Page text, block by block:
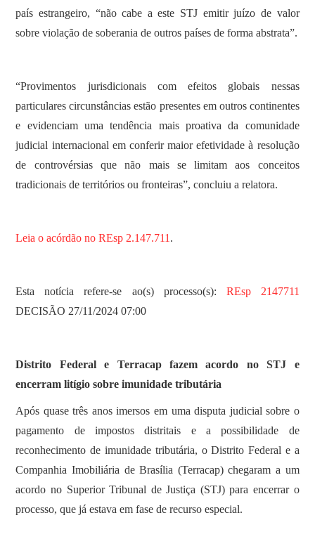
país estrangeiro, “não cabe a este STJ emitir juízo de valor
sobre violação de soberania de outros países de forma abstrata”.
“Provimentos jurisdicionais com efeitos globais nessas
particulares circunstâncias estão presentes em outros continentes
e evidenciam uma tendência mais proativa da comunidade
judicial internacional em conferir maior efetividade à resolução
de controvérsias que não mais se limitam aos conceitos
tradicionais de territórios ou fronteiras”, concluiu a relatora.
Leia o acórdão no REsp 2.147.711 .
Esta notícia refere-se ao(s) processo(s): REsp 2147711
DECISÃO 27/11/2024 07:00
Distrito Federal e Terracap fazem acordo no STJ e
encerram litígio sobre imunidade tributária
Após quase três anos imersos em uma disputa judicial sobre o
pagamento de impostos distritais e a possibilidade de
reconhecimento de imunidade tributária, o Distrito Federal e a
Companhia Imobiliária de Brasília (Terracap) chegaram a um
acordo no Superior Tribunal de Justiça (STJ) para encerrar o
processo, que já estava em fase de recurso especial.​​​​​​​​​